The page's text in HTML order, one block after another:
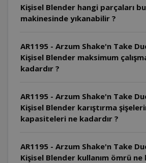
Kişisel Blender hangi parçaları
makinesinde yıkanabilir ?
AR1195 - Arzum Shake'n Take
Kişisel Blender maksimum
kadardır ?
AR1195 - Arzum Shake'n Take
Kişisel Blender karıştırma
kapasiteleri ne kadardır ?
AR1195 - Arzum Shake'n Take
Kişisel Blender kullanım ömrü ne